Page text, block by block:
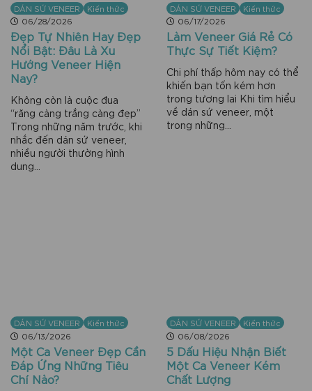
DÁN SỨ VENEER
Kiến thức
06/28/2026
Đẹp Tự Nhiên Hay Đẹp
Nổi Bật: Đâu Là Xu
Hướng Veneer Hiện
Nay?
Không còn là cuộc đua
“răng càng trắng càng đẹp”
Trong những năm trước, khi
nhắc đến dán sứ veneer,
nhiều người thường hình
dung...
DÁN SỨ VENEER
Kiến thức
06/17/2026
Làm Veneer Giá Rẻ Có
Thực Sự Tiết Kiệm?
Chi phí thấp hôm nay có thể
khiến bạn tốn kém hơn
trong tương lai Khi tìm hiểu
về dán sứ veneer, một
trong những...
DÁN SỨ VENEER
Kiến thức
06/13/2026
Một Ca Veneer Đẹp Cần
Đáp Ứng Những Tiêu
Chí Nào?
DÁN SỨ VENEER
Kiến thức
06/08/2026
5 Dấu Hiệu Nhận Biết
Một Ca Veneer Kém
Chất Lượng